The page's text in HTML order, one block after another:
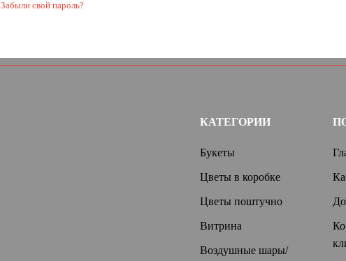
Забыли свой пароль?
КАТЕГОРИИ
Букеты
Цветы в коробке
Цветы поштучно
Витрина
Воздушные шары/